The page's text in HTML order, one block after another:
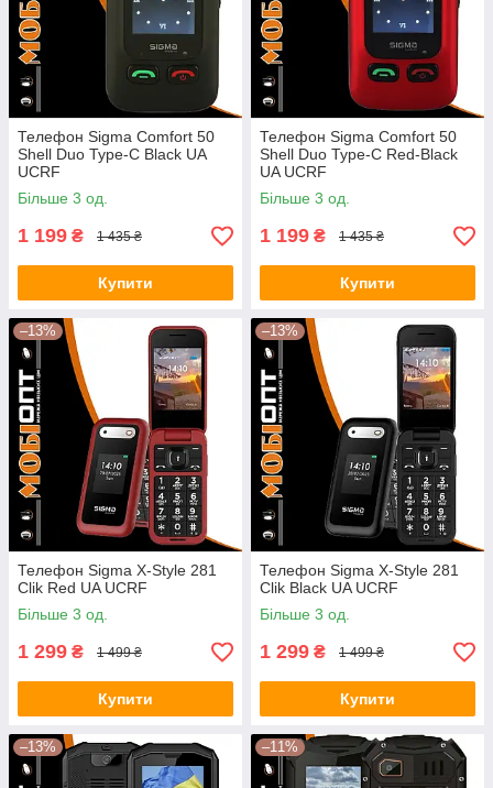
Телефон Sigma Comfort 50
Shell Duo Type-С Black UA
UCRF
Більше 3 од.
1 199 ₴ 1 435 ₴
Купити
Телефон Sigma Comfort 50
Shell Duo Type-C Red-Black
UA UCRF
Більше 3 од.
1 199 ₴ 1 435 ₴
Купити
–13%
Телефон Sigma X-Style 281
Clik Red UA UCRF
Більше 3 од.
1 299 ₴ 1 499 ₴
Купити
–13%
Телефон Sigma X-Style 281
Clik Black UA UCRF
Більше 3 од.
1 299 ₴ 1 499 ₴
Купити
–13% –11%